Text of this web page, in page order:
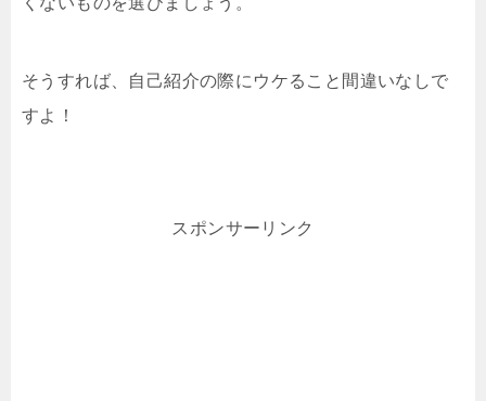
そうすれば、自己紹介の際にウケること間違いなしで
すよ！
スポンサーリンク